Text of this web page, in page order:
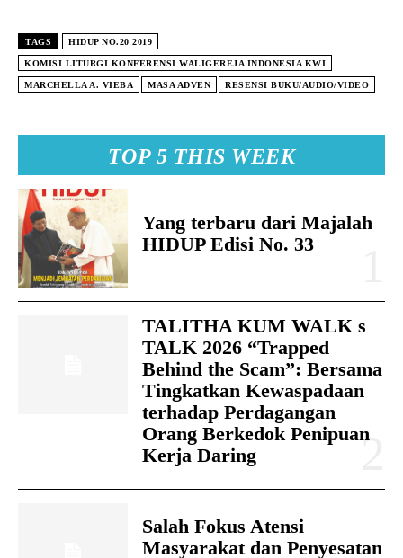
TOP 5 THIS WEEK
Yang terbaru dari Majalah
HIDUP Edisi No. 33
TALITHA KUM WALK s
TALK 2026 “Trapped
Behind the Scam”: Bersama
Tingkatkan Kewaspadaan
terhadap Perdagangan
Orang Berkedok Penipuan
Kerja Daring
Salah Fokus Atensi
Masyarakat dan Penyesatan
TAGS HIDUP NO.20 2019
KOMISI LITURGI KONFERENSI WALIGEREJA INDONESIA KWI
MARCHELLA A. VIEBA MASA ADVEN RESENSI BUKU/AUDIO/VIDEO